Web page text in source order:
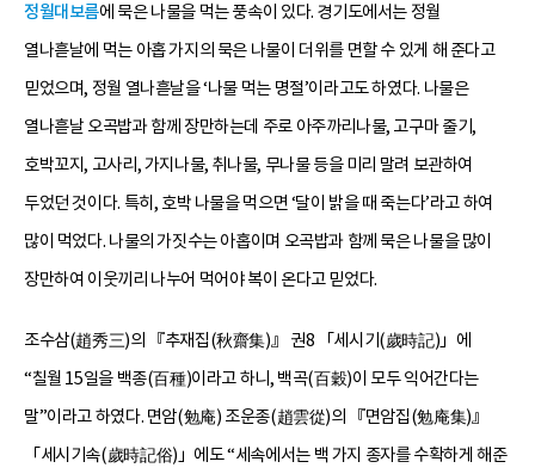
정월대보름에 묵은 나물을 먹는 풍속이 있다. 경기도에서는 정월
열나흗날에 먹는 아홉 가지의 묵은 나물이 더위를 면할 수 있게 해 준다고
믿었으며, 정월 열나흗날을 ‘나물 먹는 명절’이라고도 하였다. 나물은
열나흗날 오곡밥과 함께 장만하는데 주로 아주까리나물, 고구마 줄기,
호박꼬지, 고사리, 가지나물, 취나물, 무나물 등을 미리 말려 보관하여
두었던 것이다. 특히, 호박 나물을 먹으면 ‘달이 밝을 때 죽는다’라고 하여
많이 먹었다. 나물의 가짓수는 아홉이며 오곡밥과 함께 묵은 나물을 많이
장만하여 이웃끼리 나누어 먹어야 복이 온다고 믿었다.
조수삼(趙秀三)의 『추재집(秋齋集)』 권8 「세시기(歲時記)」에
“칠월 15일을 백종(百種)이라고 하니, 백곡(百穀)이 모두 익어간다는
말”이라고 하였다. 면암(勉庵) 조운종(趙雲從)의 『면암집(勉庵集)』
「세시기속(歲時記俗)」에도 “세속에서는 백 가지 종자를 수확하게 해준